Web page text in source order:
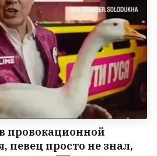
провокационной
певец просто не знал,